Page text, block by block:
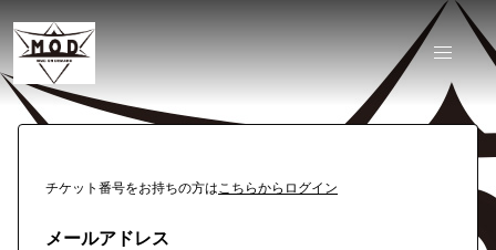
チケット番号をお持ちの方はこちらからログイン
メールアドレス